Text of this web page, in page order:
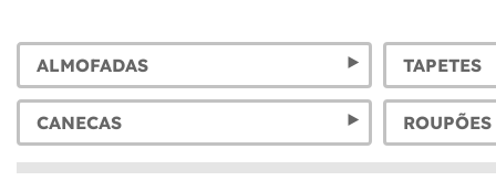
ALMOFADAS TAPETES
CANECAS